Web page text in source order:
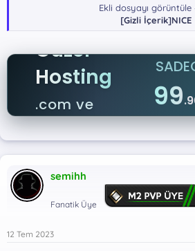
Ekli dosyayı görüntüle
[Gizli İçerik]NICE
Güzel
Hosting
.com ve
.net
99
semihh
Fanatik Üye
12 Tem 2023